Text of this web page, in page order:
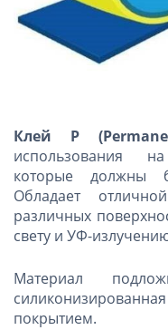
Клей P (
использования
которые должны
Обладает
различных
свету и УФ-
Материал
покрытием.